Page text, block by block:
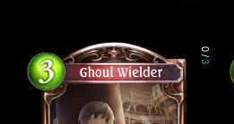
0
/
3